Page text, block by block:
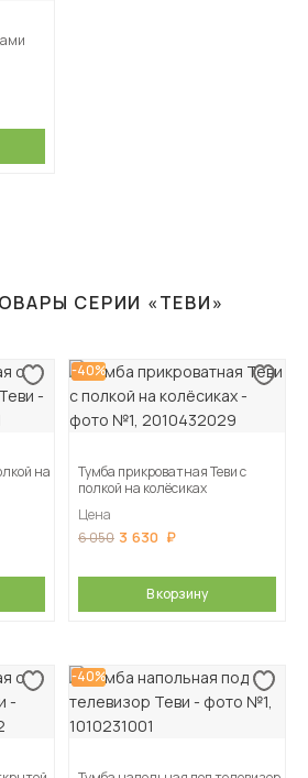
СЕРИИ «ТЕВИ»
на
-40%
Тумба прикроватная Теви с
полкой на колёсиках
Цена
6 050 3 630
В корзину
-40%